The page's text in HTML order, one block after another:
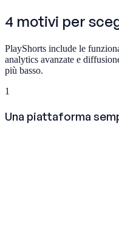
4 motivi per
PlayShorts include le
analytics avanzate e
più basso.
1
Una piattaforma